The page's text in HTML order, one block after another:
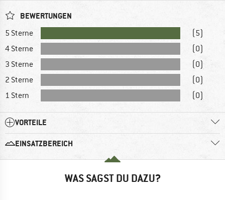
BEWERTUNGEN
5 Sterne
(5)
4 Sterne
(0)
3 Sterne
(0)
2 Sterne
(0)
1 Stern
(0)
VORTEILE
EINSATZBEREICH
WAS SAGST DU DAZU?